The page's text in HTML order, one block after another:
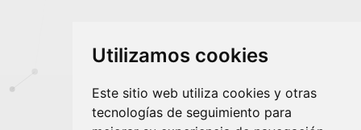
Utilizamos cookies
Este sitio web utiliza cookies y otras
tecnologías de seguimiento para